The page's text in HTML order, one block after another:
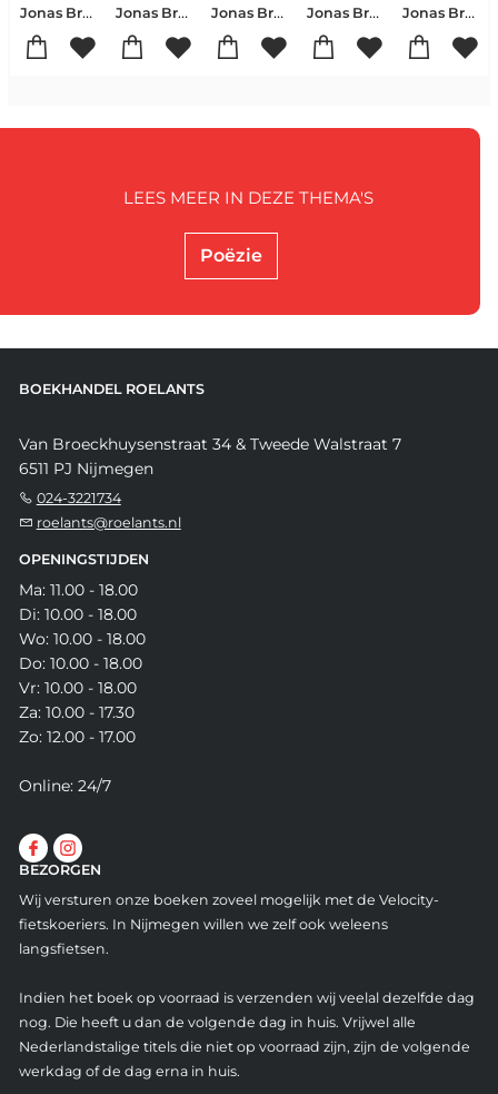
Jonas Bruyneel
Jonas Bruyneel
Jonas Bruyneel
Jonas Bruyneel
Jonas Bruyneel
Poëzie
LEES MEER IN DEZE THEMA'S
BOEKHANDEL ROELANTS
Van Broeckhuysenstraat 34 & Tweede Walstraat 7
6511 PJ Nijmegen
024-3221734
roelants@roelants.nl
OPENINGSTIJDEN
Ma: 11.00 - 18.00
Di: 10.00 - 18.00
Wo: 10.00 - 18.00
Do: 10.00 - 18.00
Vr: 10.00 - 18.00
Za: 10.00 - 17.30
Zo: 12.00 - 17.00
Online: 24/7
BEZORGEN
Wij versturen onze boeken zoveel mogelijk met de Velocity-
fietskoeriers. In Nijmegen willen we zelf ook weleens
langsfietsen.
Indien het boek op voorraad is verzenden wij veelal dezelfde dag
nog. Die heeft u dan de volgende dag in huis. Vrijwel alle
Nederlandstalige titels die niet op voorraad zijn, zijn de volgende
werkdag of de dag erna in huis.